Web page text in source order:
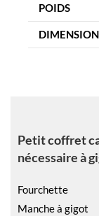
POIDS
Petit coffret
nécessaire à
Fourchette
Manche à gigot